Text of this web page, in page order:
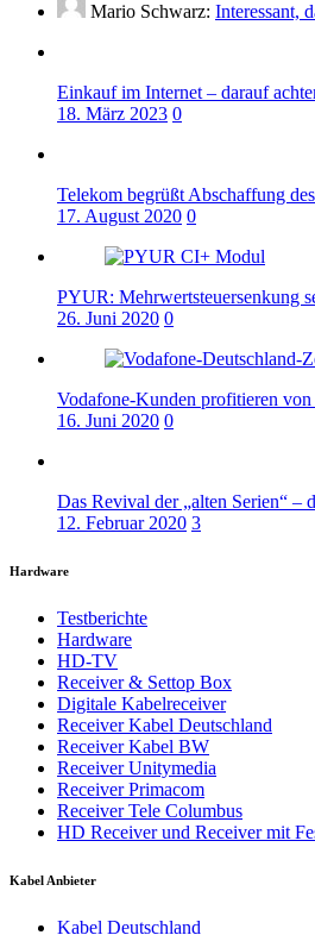
Mario Schwarz: Interessant,
Einkauf im Internet – darauf
18. März 2023 0
Telekom begrüßt Abschaffung
17. August 2020 0
PYUR: Mehrwertsteuersenkung
26. Juni 2020 0
Vodafone-Kunden profitieren
16. Juni 2020 0
Das Revival der „alten Serien“ –
12. Februar 2020 3
Hardware
Testberichte
Hardware
HD-TV
Receiver & Settop Box
Digitale Kabelreceiver
Receiver Kabel Deutschland
Receiver Kabel BW
Receiver Unitymedia
Receiver Primacom
Receiver Tele Columbus
HD Receiver und Receiver mit
Kabel Anbieter
Kabel Deutschland